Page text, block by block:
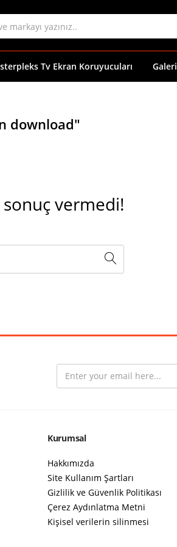
Tv Ekran Koruyucuları Galeri
download"
sonuç vermedi!
Kurumsal
Hakkımızda
Site Kullanım Şartları
Gizlilik ve Güvenlik Politikası
Çerez Aydınlatma Metni
Kişisel verilerin silinmesi